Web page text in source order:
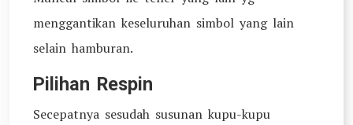
menggantikan keseluruhan simbol yang lain
selain hamburan.
Pilihan Respin
Secepatnya sesudah susunan kupu-kupu